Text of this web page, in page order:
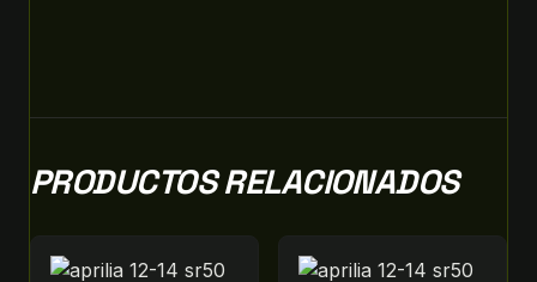
PRODUCTOS RELACIONADOS